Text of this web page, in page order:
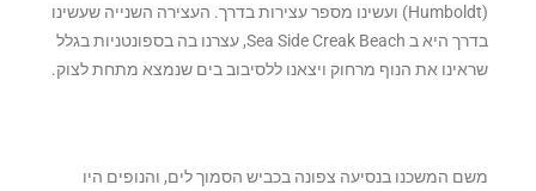
(Humboldt) ועשינו מספר עצירות בדרך. העצירה השנייה שעשינו
בדרך היא ב Sea Side Creak Beach, עצרנו בה בספונטניות בגלל
שראינו את הנוף מרחוק ויצאנו ללסיבוב בים שנמצא מתחת לצוק.
משם המשכנו בנסיעה צפונה בכביש הסמוך לים, והנופים היו